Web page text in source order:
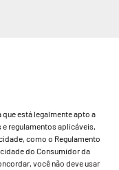
está legalmente apto a
regulamentos aplicáveis,
como o Regulamento
do Consumidor da
você não deve usar